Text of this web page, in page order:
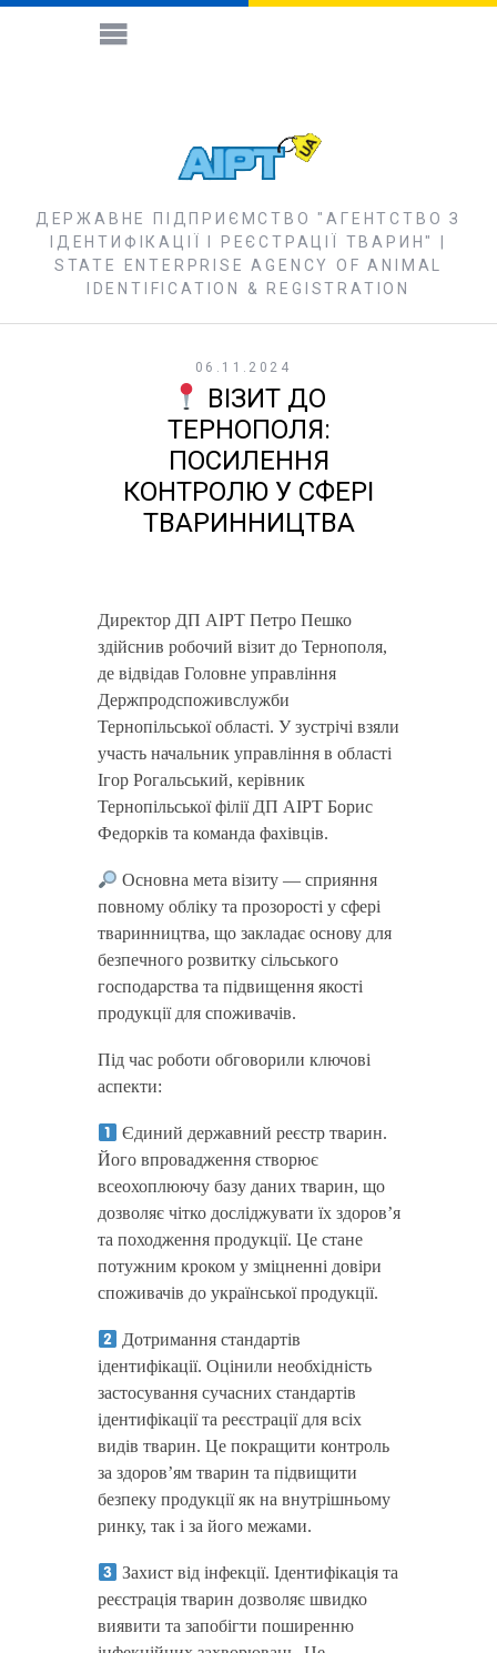
ДЕРЖАВНЕ ПІДПРИЄМСТВО "АГЕНТСТВО З
ІДЕНТИФІКАЦІЇ І РЕЄСТРАЦІЇ ТВАРИН" |
STATE ENTERPRISE AGENCY OF ANIMAL
IDENTIFICATION & REGISTRATION
06.11.2024
ВІЗИТ ДО
ТЕРНОПОЛЯ:
ПОСИЛЕННЯ
КОНТРОЛЮ У СФЕРІ
ТВАРИННИЦТВА
Директор ДП АІРТ Петро Пешко
здійснив робочий візит до Тернополя,
де відвідав Головне управління
Держпродспоживслужби
Тернопільської області. У зустрічі взяли
участь начальник управління в області
Ігор Рогальський, керівник
Тернопільської філії ДП АІРТ Борис
Федорків та команда фахівців.
Основна мета візиту — сприяння
повному обліку та прозорості у сфері
тваринництва, що закладає основу для
безпечного розвитку сільського
господарства та підвищення якості
продукції для споживачів.
Під час роботи обговорили ключові
аспекти:
Єдиний державний реєстр тварин.
Його впровадження створює
всеохоплюючу базу даних тварин, що
дозволяє чітко досліджувати їх здоров’я
та походження продукції. Це стане
потужним кроком у зміцненні довіри
споживачів до української продукції.
Дотримання стандартів
ідентифікації. Оцінили необхідність
застосування сучасних стандартів
ідентифікації та реєстрації для всіх
видів тварин. Це покращити контроль
за здоров’ям тварин та підвищити
безпеку продукції як на внутрішньому
ринку, так і за його межами.
Захист від інфекції. Ідентифікація та
реєстрація тварин дозволяє швидко
виявити та запобігти поширенню